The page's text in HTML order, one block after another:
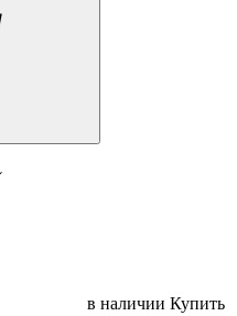
в наличии Купить